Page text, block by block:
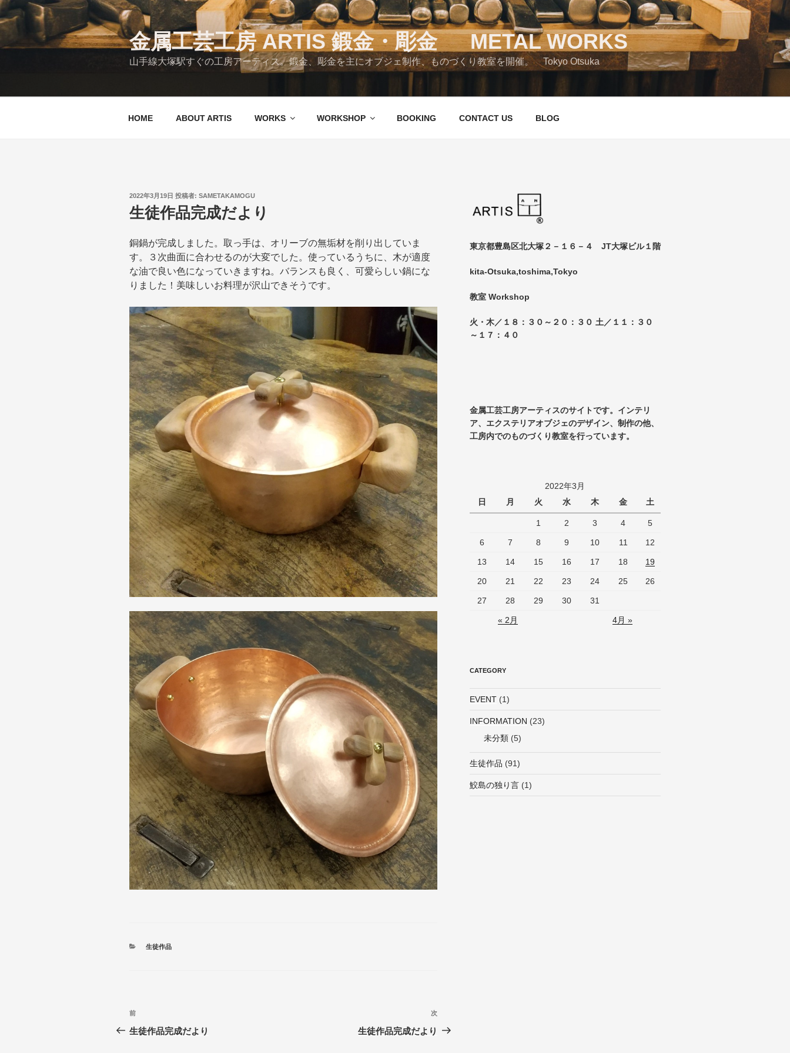
コ
ン
ン
金属工芸工房 ARTIS 鍛金・彫金 METAL WORKS
山手線大塚駅すぐの工房アーティス。鍛金、彫金を主にオブジェ制作、ものづくり教室を開催。 Tokyo Otsuka
HOME ABOUT ARTIS WORKS WORKSHOP BOOKING CONTACT US BLOG
投
稿
日:
2022年3月19日 投稿者: SAMETAKAMOGU
生徒作品完成だより
銅鍋が完成しました。取っ手は、オリーブの無垢材を削り出していま
す。３次曲面に合わせるのが大変でした。使っているうちに、木が適度
な油で良い色になっていきますね。バランスも良く、可愛らしい鍋にな
りました！美味しいお料理が沢山できそうです。
カ
生徒作品
投
稿
前
の
前
生徒作品完成だより
次
の
次
生徒作品完成だより
東京都豊島区北大塚２－１６－４ JT大塚ビル１階
kita-Otsuka,toshima,Tokyo
教室 Workshop
火・木／１８：３０～２０：３０ 土／１１：３０
～１７：４０
金属工芸工房アーティスのサイトです。インテリ
ア、エクステリアオブジェのデザイン、制作の他、
工房内でのものづくり教室を行っています。
2022年3月
日
月 火 水 木 金 土
1 2 3 4 5
6 7 8 9 10 11 12
13 14 15 16 17 18 19
20 21 22 23 24 25 26
27 28 29 30 31
« 2月 4月 »
CATEGORY
EVENT(1)
INFORMATION (23)
未分類(5)
生徒作品 (91)
鮫島の独り言(1)